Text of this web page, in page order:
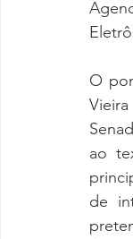
O
ao
de